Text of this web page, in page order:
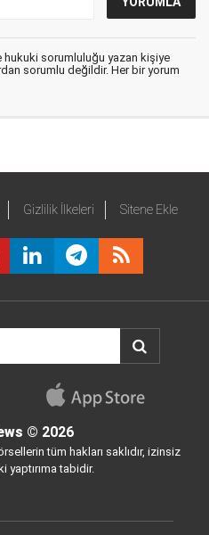
hukuki sorumluluğu yazan kişiye
sorumlu değildir. Her bir yorum
Gizlilik İlkeleri Sitene Ekle
© 2026
tüm hakları saklıdır, izinsiz
yaptırıma tabidir.